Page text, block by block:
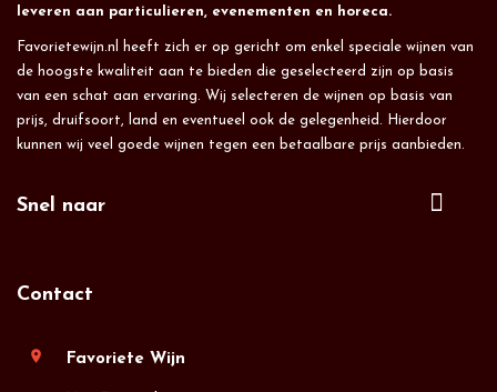
leveren aan particulieren, evenementen en horeca.
Favorietewijn.nl heeft zich er op gericht om enkel speciale wijnen van
de hoogste kwaliteit aan te bieden die geselecteerd zijn op basis
van een schat aan ervaring. Wij selecteren de wijnen op basis van
prijs, druifsoort, land en eventueel ook de gelegenheid. Hierdoor
kunnen wij veel goede wijnen tegen een betaalbare prijs aanbieden.
Snel naar
Contact
location_on Favoriete Wijn